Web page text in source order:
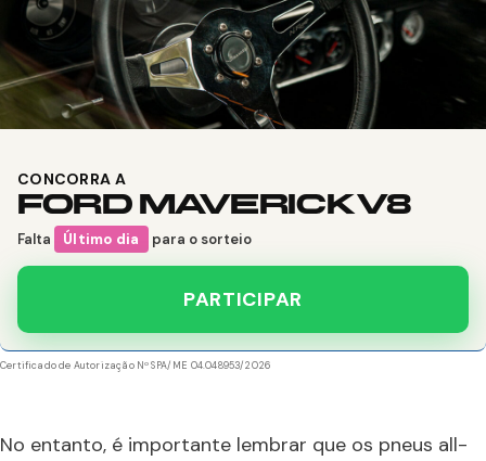
CONCORRA A
FORD MAVERICK V8
Falta Último dia para o sorteio
PARTICIPAR
Certificado de Autorização Nº SPA/ME 04.048953/2026
No entanto, é importante lembrar que os pneus all-